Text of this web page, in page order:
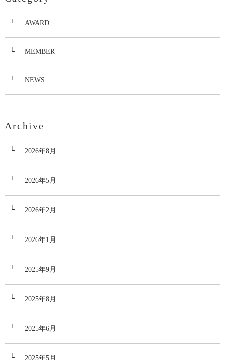
AWARD
MEMBER
NEWS
Archive
2026年8月
2026年5月
2026年2月
2026年1月
2025年9月
2025年8月
2025年6月
2025年5月